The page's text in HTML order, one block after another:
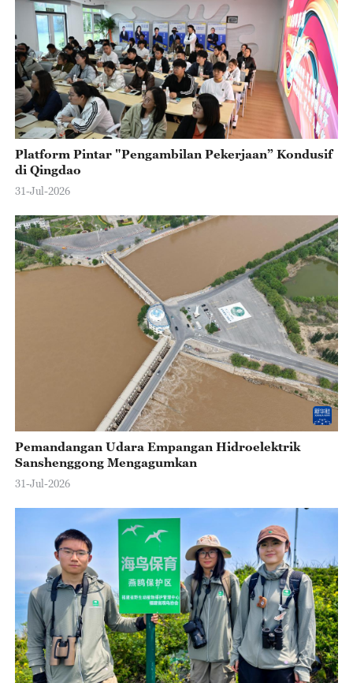
Platform Pintar "Pengambilan Pekerjaan” Kondusif
di Qingdao
31-Jul-2026
Pemandangan Udara Empangan Hidroelektrik
Sanshenggong Mengagumkan
31-Jul-2026